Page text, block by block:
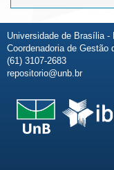
Universidade de Brasília -
Coordenadoria de Gestão
(61) 3107-2683
repositorio@unb.br